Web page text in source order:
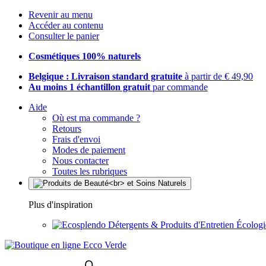
Revenir au menu
Accéder au contenu
Consulter le panier
Cosmétiques 100% naturels
Belgique : Livraison standard gratuite à partir de € 49,90
Au moins 1 échantillon gratuit par commande
Aide
Où est ma commande ?
Retours
Frais d'envoi
Modes de paiement
Nous contacter
Toutes les rubriques
Plus d'inspiration
Détergents & Produits d'Entretien